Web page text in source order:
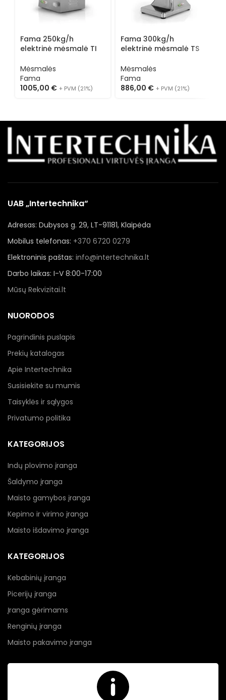
Fama 250kg/h
elektrinė mėsmalė TI
Mėsmalės
Fama
1005,00 € + PVM (21%)
Fama 300kg/h
elektrinė mėsmalė TS
Mėsmalės
Fama
886,00 € + PVM (21%)
UAB „Intertechnika“
Adresas: Dubysos g. 29, LT-91181, Klaipėda
Mobilus telefonas: +370 6720 0279
Elektroninis paštas: info@intertechnika.lt
Darbo laikas: I-V 8:00-17:00
Mūsų Rekvizitai.lt
NUORODOS
Pagrindinis puslapis
Prekių katalogas
Apie Intertechnika
Susisiekite su mumis
Taisyklės ir sąlygos
Privatumo politika
KATEGORIJOS
Indų plovimo įranga
Šaldymo įranga
Maisto gamybos įranga
Kepimo ir virimo įranga
Maisto išdavimo įranga
KATEGORIJOS
Kebabinių įranga
Picerijų įranga
Įranga gėrimams
Renginių įranga
Maisto pakavimo įranga